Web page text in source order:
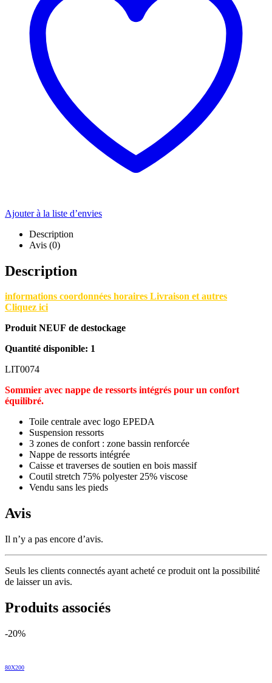
Ajouter à la liste d’envies
Description
Avis (0)
Description
informations coordonnées horaires Livraison et autres
Cliquez ici
Produit NEUF de destockage
Quantité disponible: 1
LIT0074
Sommier avec nappe de ressorts intégrés pour un confort
équilibré.
Toile centrale avec logo EPEDA
Suspension ressorts
3 zones de confort : zone bassin renforcée
Nappe de ressorts intégrée
Caisse et traverses de soutien en bois massif
Coutil stretch 75% polyester 25% viscose
Vendu sans les pieds
Avis
Il n’y a pas encore d’avis.
Seuls les clients connectés ayant acheté ce produit ont la possibilité
de laisser un avis.
Produits associés
-20%
80X200